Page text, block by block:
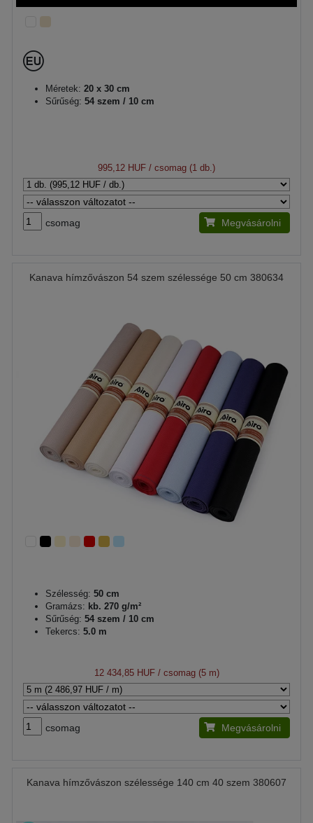
Méretek: 20 x 30 cm
Sűrűség: 54 szem / 10 cm
995,12 HUF / csomag (1 db.)
csomag Megvásárolni
Kanava hímzővászon 54 szem szélessége 50 cm 380634
Szélesség: 50 cm
Gramázs: kb. 270 g/m²
Sűrűség: 54 szem / 10 cm
Tekercs: 5.0 m
12 434,85 HUF/ csomag (5 m)
csomag Megvásárolni
Kanava hímzővászon szélessége 140 cm 40 szem 380607